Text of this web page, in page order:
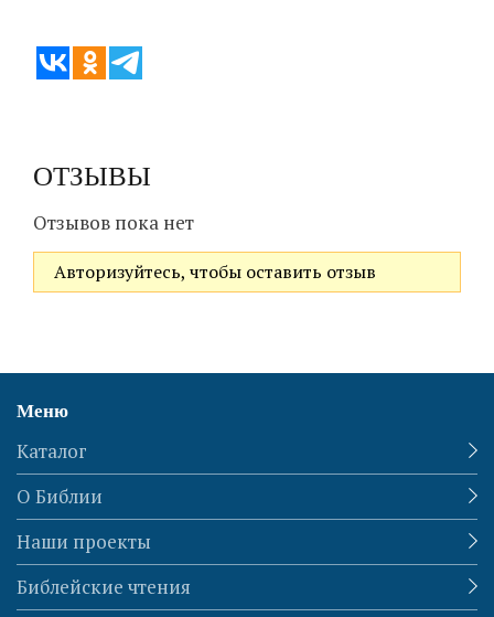
ОТЗЫВЫ
Отзывов пока нет
Авторизуйтесь, чтобы оставить отзыв
Меню
Каталог
О Библии
Наши проекты
Библейские чтения